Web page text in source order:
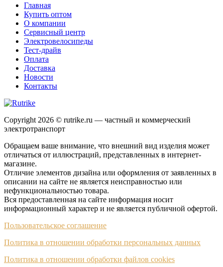
Главная
Купить оптом
О компании
Сервисный центр
Электровелосипеды
Тест-драйв
Оплата
Доставка
Новости
Контакты
Copyright 2026 © rutrike.ru — частный и коммерческий
электротранспорт
Обращаем ваше внимание, что внешний вид изделия может
отличаться от иллюстраций, представленных в интернет-
магазине.
Отличие элементов дизайна или оформления от заявленных в
описании на сайте не является неисправностью или
нефункциональностью товара.
Вся предоставленная на сайте информация носит
информационный характер и не является публичной офертой.
Пользовательское соглашение
Политика в отношении обработки персональных данных
Политика в отношении обработки файлов cookies